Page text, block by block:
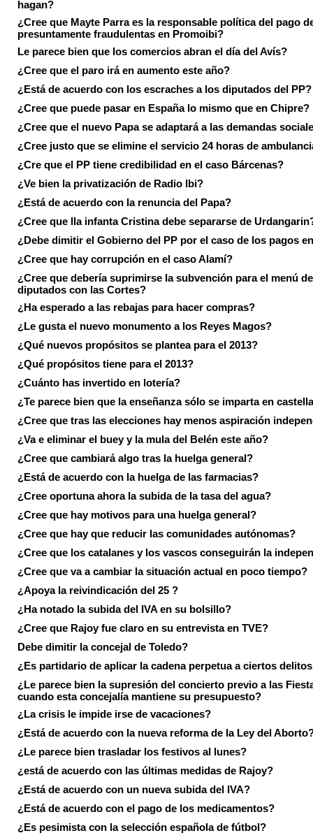
hagan?
¿Cree que Mayte Parra es la responsable política del pago
presuntamente fraudulentas en Promoibi?
Le parece bien que los comercios abran el día del Avís?
¿Cree que el paro irá en aumento este año?
¿Está de acuerdo con los escraches a los diputados del PP?
¿Cree que puede pasar en España lo mismo que en Chipre?
¿Cree que el nuevo Papa se adaptará a las demandas
¿Cree justo que se elimine el servicio 24 horas de
¿Cre que el PP tiene credibilidad en el caso Bárcenas?
¿Ve bien la privatización de Radio Ibi?
¿Está de acuerdo con la renuncia del Papa?
¿Cree que lla infanta Cristina debe separarse de
¿Debe dimitir el Gobierno del PP por el caso de los pagos
¿Cree que hay corrupción en el caso Alamí?
¿Cree que debería suprimirse la subvención para el menú
diputados con las Cortes?
¿Ha esperado a las rebajas para hacer compras?
¿Le gusta el nuevo monumento a los Reyes Magos?
¿Qué nuevos propósitos se plantea para el 2013?
¿Qué propósitos tiene para el 2013?
¿Cuánto has invertido en lotería?
¿Te parece bien que la enseñanza sólo se imparta en
¿Cree que tras las elecciones hay menos aspiración
¿Va e eliminar el buey y la mula del Belén este año?
¿Cree que cambiará algo tras la huelga general?
¿Está de acuerdo con la huelga de las farmacias?
¿Cree oportuna ahora la subida de la tasa del agua?
¿Cree que hay motivos para una huelga general?
¿Cree que hay que reducir las comunidades autónomas?
¿Cree que los catalanes y los vascos conseguirán la
¿Cree que va a cambiar la situación actual en poco tiempo?
¿Apoya la reivindicación del 25 ?
¿Ha notado la subida del IVA en su bolsillo?
¿Cree que Rajoy fue claro en su entrevista en TVE?
Debe dimitir la concejal de Toledo?
¿Es partidario de aplicar la cadena perpetua a ciertos
¿Le parece bien la supresión del concierto previo a las
cuando esta concejalía mantiene su presupuesto?
¿La crisis le impide irse de vacaciones?
¿Está de acuerdo con la nueva reforma de la Ley del
¿Le parece bien trasladar los festivos al lunes?
¿está de acuerdo con las últimas medidas de Rajoy?
¿Está de acuerdo con un nueva subida del IVA?
¿Está de acuerdo con el pago de los medicamentos?
¿Es pesimista con la selección española de fútbol?